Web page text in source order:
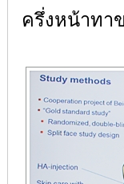
ครึ่งหน้าทา